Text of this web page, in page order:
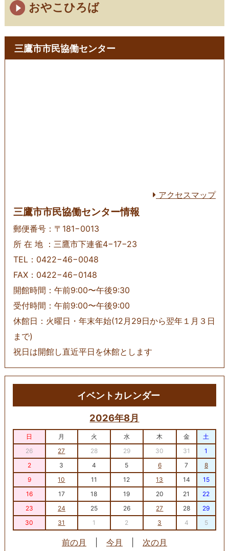
おやこひろば
三鷹市市民協働センター
アクセスマップ
三鷹市市民協働センター情報
郵便番号：〒181−0013
所 在 地 ：三鷹市下連雀4−17−23
TEL：0422−46−0048
FAX：0422−46−0148
開館時間：午前9:00〜午後9:30
受付時間：午前9:00〜午後9:00
休館日：火曜日・年末年始(12月29日から翌年１月３日
まで)
祝日は開館し直近平日を休館とします
イベントカレンダー
2026年8月
日 月 火 水 木 金
土
26
27 28 29 30 31
1
2
3 4 5 6 7
8
9
10 11 12 13 14
15
16
17 18 19 20 21
22
23
24 25 26 27 28
29
30
31 1 2 3 4 5
前の月 今月 次の月